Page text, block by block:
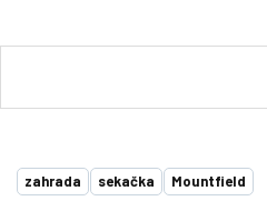
zahrada sekačka Mountfield